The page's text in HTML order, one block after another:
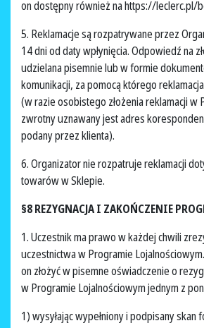
on dostępny również na https://leclerc.pl/
5. Reklamacje są rozpatrywane przez
14 dni od daty wpłynięcia. Odpowiedź na
udzielana pisemnie lub w formie
komunikacji, za pomocą którego
(w razie osobistego złożenia reklamacji w
zwrotny uznawany jest adres
podany przez klienta).
6. Organizator nie rozpatruje reklamacji
towarów w Sklepie.
§8 REZYGNACJA I ZAKOŃCZENIE
1. Uczestnik ma prawo w każdej chwili
uczestnictwa w Programie
on złożyć w pisemne oświadczenie o
w Programie Lojalnościowym jednym z
1) wysyłając wypełniony i podpisany skan